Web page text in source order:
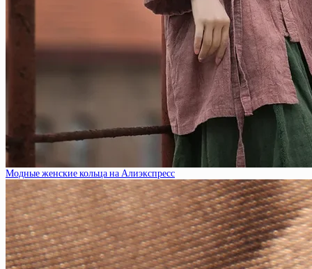
Модные женские кольца на Алиэкспресс